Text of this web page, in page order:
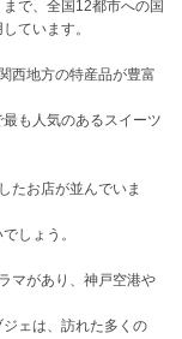
で、全国12都市への国
ています。
西地方の特産品が豊富
も人気のあるスイーツ
たお店が並んでいま
しょう。
マがあり、神戸空港や
ェは、訪れた多くの